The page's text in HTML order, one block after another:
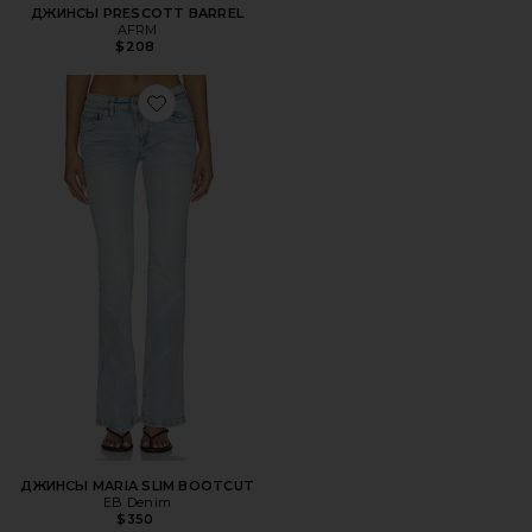
ДЖИНСЫ PRESCOTT BARREL
AFRM
$208
Favorite ДЖИНСЫ MARIA SLIM BOOTCUT
ДЖИНСЫ MARIA SLIM BOOTCUT
EB Denim
$350